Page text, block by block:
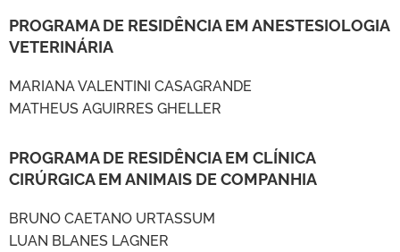
PROGRAMA DE RESIDÊNCIA EM ANESTESIOLOGIA
VETERINÁRIA
MARIANA VALENTINI CASAGRANDE
MATHEUS AGUIRRES GHELLER
PROGRAMA DE RESIDÊNCIA EM CLÍNICA
CIRÚRGICA EM ANIMAIS DE COMPANHIA
BRUNO CAETANO URTASSUM
LUAN BLANES LAGNER